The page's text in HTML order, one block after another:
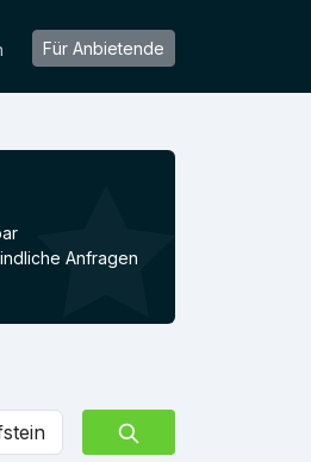
Für Anbietende
Anfragen